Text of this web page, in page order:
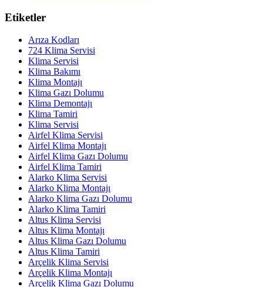
Etiketler
Arıza Kodları
724 Klima Servisi
Klima Servisi
Klima Bakımı
Klima Montajı
Klima Gazı Dolumu
Klima Demontajı
Klima Tamiri
Klima Servisi
Airfel Klima Servisi
Airfel Klima Montajı
Airfel Klima Gazı Dolumu
Airfel Klima Tamiri
Alarko Klima Servisi
Alarko Klima Montajı
Alarko Klima Gazı Dolumu
Alarko Klima Tamiri
Altus Klima Servisi
Altus Klima Montajı
Altus Klima Gazı Dolumu
Altus Klima Tamiri
Arçelik Klima Servisi
Arçelik Klima Montajı
Arçelik Klima Gazı Dolumu